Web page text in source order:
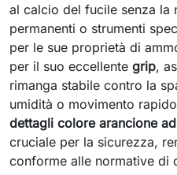
al calcio del fucile senza la
permanenti o strumenti
per le sue proprietà di
per il suo eccellente grip,
rimanga stabile contro la
umidità o movimento
dettagli colore arancione
cruciale per la sicurezza,
conforme alle normative di